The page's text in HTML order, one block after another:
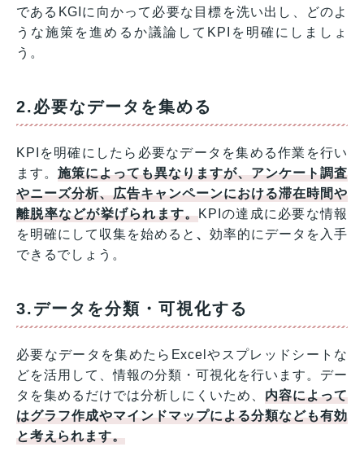
であるKGIに向かって必要な目標を洗い出し、どのよ
うな施策を進めるか議論してKPIを明確にしましょ
う。
2.必要なデータを集める
KPIを明確にしたら必要なデータを集める作業を行い
ます。施策によっても異なりますが、アンケート調査
やニーズ分析、広告キャンペーンにおける滞在時間や
離脱率などが挙げられます。KPIの達成に必要な情報
を明確にして収集を始めると 、効率的にデータを入手
できるでしょう。
3.データを分類・可視化する
必要なデータを集めたらExcelやスプレッドシートな
どを活用して、情報の分類・可視化を行います。デー
タを集めるだけでは分析しにくいため、内容によって
はグラフ作成やマインドマップによる分類なども有効
と考えられます。